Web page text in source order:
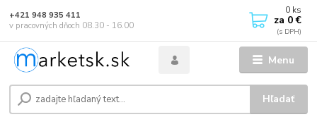
Menu
Hľadať
+421 948 935 411
v pracovných dňoch 08.30 - 16.00
0 ks
za 0 €